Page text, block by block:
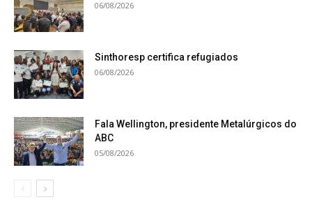
06/08/2026
Sinthoresp certifica refugiados
06/08/2026
Fala Wellington, presidente Metalúrgicos do
ABC
05/08/2026